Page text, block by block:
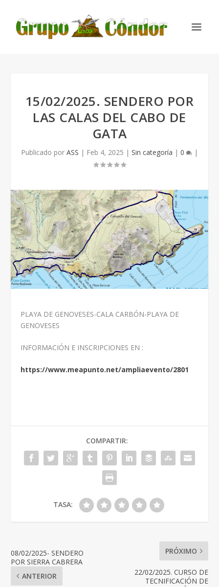
15/02/2025. SENDERO POR
LAS CALAS DEL CABO DE
GATA
Publicado por ASS | Feb 4, 2025 | Sin categoría | 0 |
PLAYA DE GENOVESES-CALA CARBÓN-PLAYA DE
GENOVESES
INFORMACIÓN E INSCRIPCIONES EN :
https://www.meapunto.net/ampliaevento/2801
COMPARTIR:
TASA:
08/02/2025- SENDERO
POR SIERRA CABRERA
ANTERIOR
PRÓXIMO
22/02/2025. CURSO DE
TECNIFICACIÓN DE